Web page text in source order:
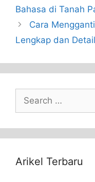
Bahasa di Tanah
Cara
Lengkap dan Detail
Search
for:
Arikel Terbaru